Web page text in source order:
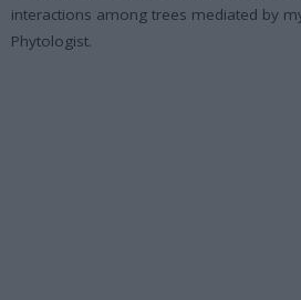
interactions among trees mediated by
Phytologist.